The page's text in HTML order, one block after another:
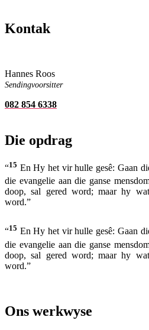
Kontak
Hannes Roos
Sendingvoorsitter
082 854 6338
Die opdrag
“15 En Hy het vir hulle gesê: Gaan
die evangelie aan die ganse
doop, sal gered word; maar hy
word.”
“15 En Hy het vir hulle gesê: Gaan
die evangelie aan die ganse
doop, sal gered word; maar hy
word.”
Ons werkwyse